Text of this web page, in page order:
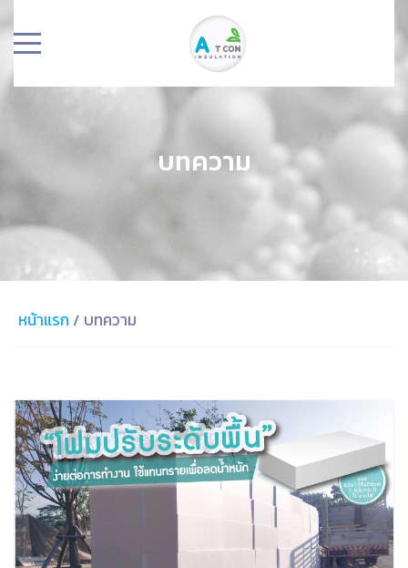
บทความ
หน้าแรก / บทความ